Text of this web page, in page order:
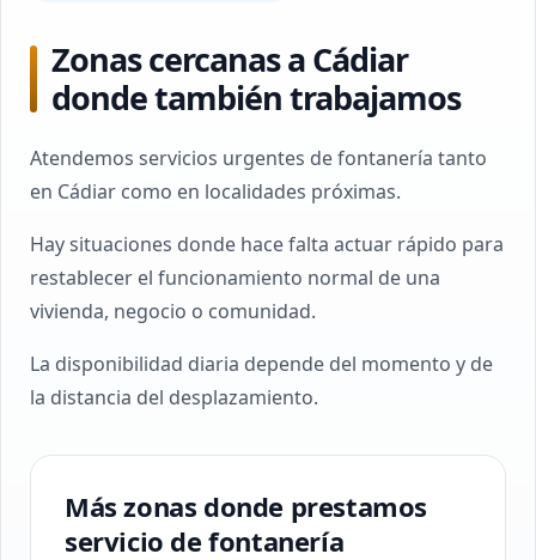
Zonas cercanas a Cádiar
donde también trabajamos
Atendemos servicios urgentes de fontanería tanto
en Cádiar como en localidades próximas.
Hay situaciones donde hace falta actuar rápido para
restablecer el funcionamiento normal de una
vivienda, negocio o comunidad.
La disponibilidad diaria depende del momento y de
la distancia del desplazamiento.
Más zonas donde prestamos
servicio de fontanería